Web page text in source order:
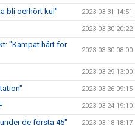
bli oerhört kul" 2023-03-31 14:51
2023-03-30 20:22
"Kämpat hårt för
2023-03-30 08:00
2023-03-29 13:00
2023-03-26 09:15
2023-03-24 19:10
de första 45" 2023-03-18 18:17